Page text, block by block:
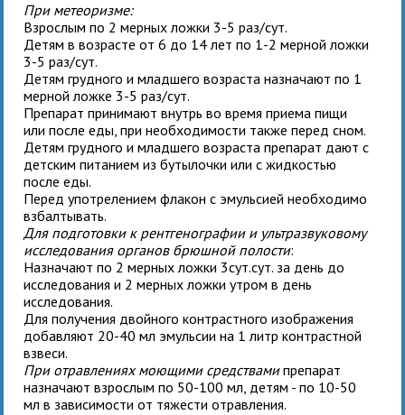
При метеоризме:
Взрослымпо 2 мерных ложки 3-5 раз/сут.
Детям в возрасте от 6 до 14 лет по 1-2 мерной ложки
3-5 раз/сут.
Детям грудного и младшего возраста назначают по 1
мерной ложке 3-5 раз/сут.
Препарат принимают внутрь во время приема пищи
или после еды, при необходимости также перед сном.
Детям грудного и младшего возраста препарат дают с
детским питанием из бутылочки или с жидкостью
после еды.
Перед употрелением флакон с эмульсией необходимо
взбалтывать.
Для подготовки к рентгенографии и ультразвуковому
исследования органов брюшной полости:
Назначают по 2 мерных ложки 3сут.сут. за день до
исследования и 2 мерных ложки утром в день
исследования.
Для получения двойного контрастного изображения
добавляют 20-40 мл эмульсии на 1 литр контрастной
взвеси.
При отравлениях моющими средствамипрепарат
назначаютвзрослым по 50-100 мл, детям - по 10-50
млв зависимости от тяжести отравления.